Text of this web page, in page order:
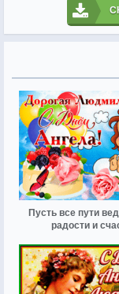
Пусть все пути
радости и